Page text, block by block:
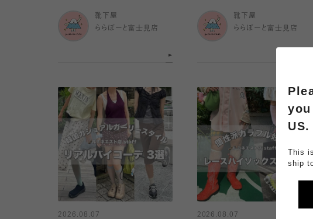
靴下屋
ららぽーと富士見店
靴下屋
ららぽーと富士見店
2026.08.07
2026.08.07
US.
This
ship